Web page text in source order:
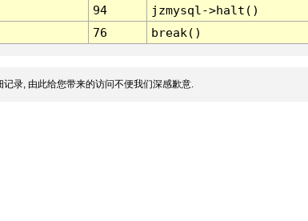
94
jzmysql->halt()
76 break()
录, 由此给您带来的访问不便我们深感歉意.